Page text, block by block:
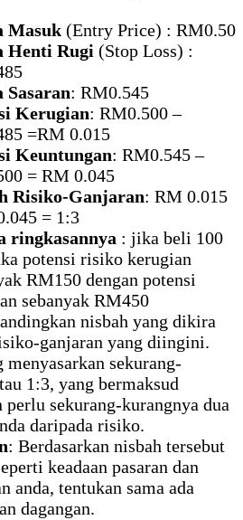
Masuk (Entry Price) : RM0.50
Henti Rugi (Stop Loss) :
Sasaran: RM0.545
Kerugian: RM0.500 –
=RM 0.015
Keuntungan: RM0.545 –
= RM 0.045
Risiko-Ganjaran: RM 0.015
= 1:3
ringkasannya : jika beli 100
potensi risiko kerugian
RM150 dengan potensi
sebanyak RM450
nisbah yang dikira
ganjaran yang diingini.
menyasarkan sekurang-
1:3, yang bermaksud
perlu sekurang-kurangnya dua
daripada risiko.
: Berdasarkan nisbah tersebut
keadaan pasaran dan
anda, tentukan sama ada
dagangan.